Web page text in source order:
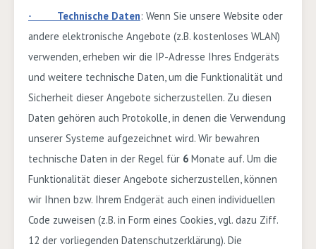
· Technische Daten: Wenn Sie unsere Website oder
andere elektronische Angebote (z.B. kostenloses WLAN)
verwenden, erheben wir die IP-Adresse Ihres Endgeräts
und weitere technische Daten, um die Funktionalität und
Sicherheit dieser Angebote sicherzustellen. Zu diesen
Daten gehören auch Protokolle, in denen die Verwendung
unserer Systeme aufgezeichnet wird. Wir bewahren
technische Daten in der Regel für 6 Monate auf. Um die
Funktionalität dieser Angebote sicherzustellen, können
wir Ihnen bzw. Ihrem Endgerät auch einen individuellen
Code zuweisen (z.B. in Form eines Cookies, vgl. dazu Ziff.
12 der vorliegenden Datenschutzerklärung). Die